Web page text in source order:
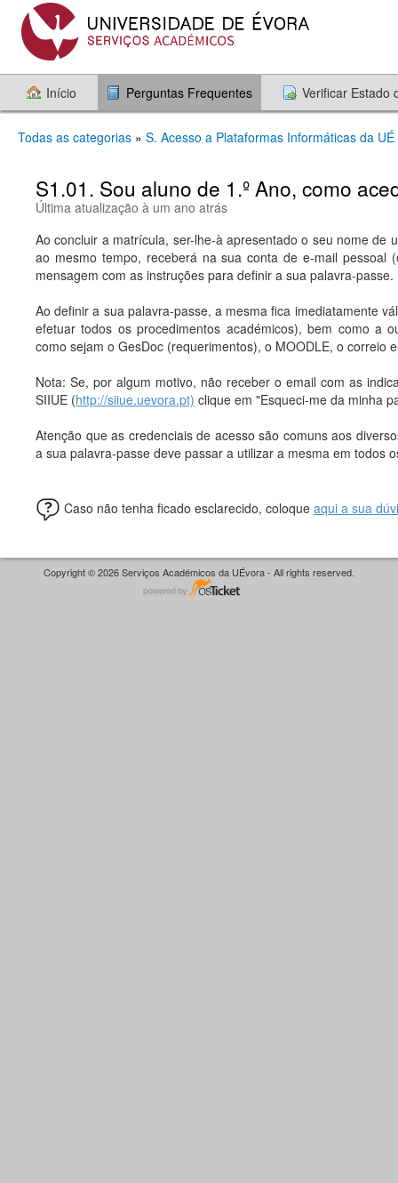
Início Perguntas Frequentes Verificar Estado
Todas as categorias » S. Acesso a Plataformas Informáticas da UÉ
S1.01. Sou aluno de 1.º Ano, como
Última atualização à um ano atrás
Ao concluir a matrícula, ser-lhe-à apresentado o seu nome de
ao mesmo tempo, receberá na sua conta de e-mail
mensagem com as instruções para definir a sua palavra-passe.
Ao definir a sua palavra-passe, a mesma fica imediatamente
efetuar todos os procedimentos académicos), bem como a
como sejam o GesDoc (requerimentos), o MOODLE, o correio
Nota: Se, por algum motivo, não receber o email com as
SIIUE (http://siiue.uevora.pt) clique em "Esqueci-me da minha
Atenção que as credenciais de acesso são comuns aos
a sua palavra-passe deve passar a utilizar a mesma em todos
Caso não tenha ficado esclarecido, coloque aqui a sua
Copyright © 2026 Serviços Académicos da UÉvora - All rights reserved.